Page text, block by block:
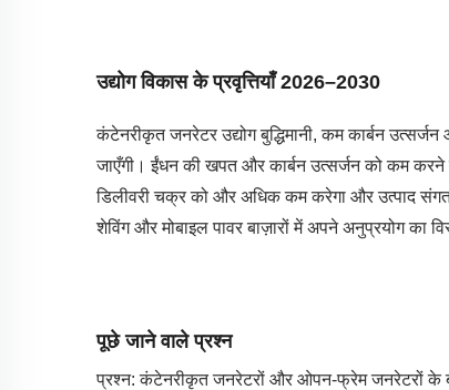
उद्योग विकास के प्रवृत्तियाँ 2026–2030
कंटेनरीकृत जनरेटर उद्योग बुद्धिमानी, कम कार्बन
जाएँगी। ईंधन की खपत और कार्बन उत्सर्जन को कम
डिलीवरी चक्र को और अधिक कम करेगा और उत्पाद
शेविंग और मोबाइल पावर बाज़ारों में अपने अनुप्रयोग का
पूछे जाने वाले प्रश्न
प्रश्न: कंटेनरीकृत जनरेटरों और ओपन-फ्रेम जनरेटरों के